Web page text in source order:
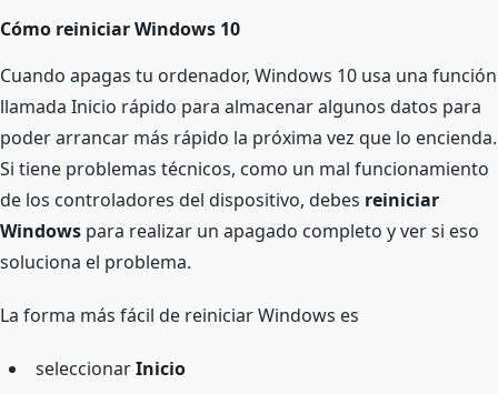
Cómo reiniciar Windows 10
Cuando apagas tu ordenador, Windows 10 usa una función
llamada Inicio rápido para almacenar algunos datos para
poder arrancar más rápido la próxima vez que lo encienda.
Si tiene problemas técnicos, como un mal funcionamiento
de los controladores del dispositivo, debes reiniciar
Windows para realizar un apagado completo y ver si eso
soluciona el problema.
La forma más fácil de reiniciar Windows es
seleccionarInicio